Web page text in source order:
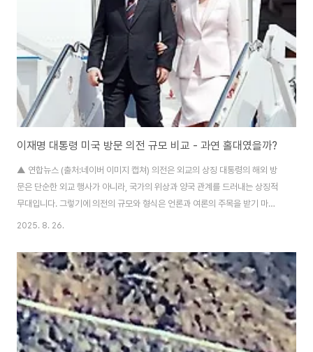
(passive) 주주로 남으며, 이사회 참여나 경..
이재명 대통령 미국 방문 의전 규모 비교 - 과연 홀대였을까?
▲ 연합뉴스 (출처:네이버 이미지 캡쳐) 의전은 외교의 상징 대통령의 해외 방
문은 단순한 외교 행사가 아니라, 국가의 위상과 양국 관계를 드러내는 상징적
무대입니다. 그렇기에 의전의 규모와 형식은 언론과 여론의 주목을 받기 마련
이죠. 최근 이재명 대통령의 미국 방문을 두고 “의전이 과거보다 축소됐다”는
차이가 있었을까요?이재명 대통령 미국 방문 의전숙소 문제: 블레어하우스(백
악관 공식 영빈관)가 아닌 호텔 숙박 → 일부에서 ‘홀대론’ 제기공항 영접: 부의
전장·군 대령급 인사가 영접화동·군악대 부재: 일부 네티즌은 “예전처럼 화동과
군악대가 없었다”고 지적그러나 이는 모든 경우의 수가 동일하지 않다는 점을
감안해야 합니다...
2025. 8. 26.